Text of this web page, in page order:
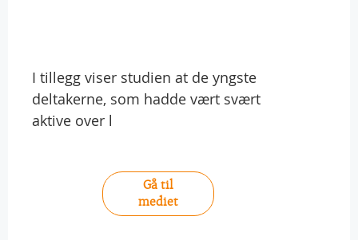
I tillegg viser studien at de yngste
deltakerne, som hadde vært svært
aktive over l
Gå til
mediet